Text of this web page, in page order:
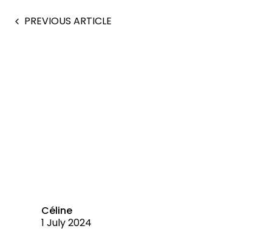
PREVIOUS ARTICLE
Céline
1 July 2024